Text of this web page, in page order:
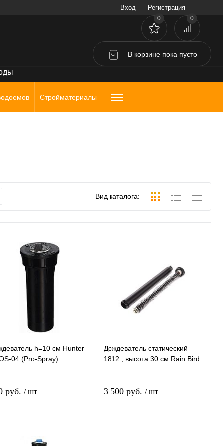
Вход Регистрация
0 0
В корзине пока пусто
Стройматериалы
Вид каталога:
h=10 см Hunter
04 (Pro-Spray)
руб. / шт
Дождеватель статический
1812 , высота 30 см Rain Bird
3 500 руб. / шт